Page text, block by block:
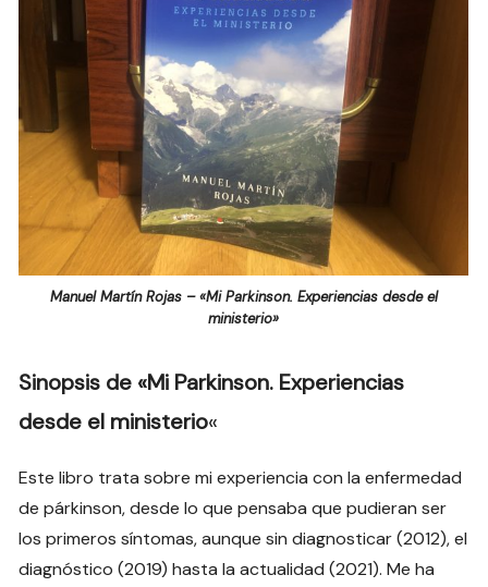
Manuel Martín Rojas – «Mi Parkinson. Experiencias desde el
ministerio»
Sinopsis de «Mi Parkinson. Experiencias
desde el ministerio«
Este libro trata sobre mi experiencia con la enfermedad
de párkinson, desde lo que pensaba que pudieran ser
los primeros síntomas, aunque sin diagnosticar (2012), el
diagnóstico (2019) hasta la actualidad (2021). Me ha